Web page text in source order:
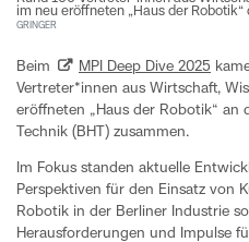
im neu eröffneten „Haus der Robotik“
GRINGER
Beim MPI Deep Dive 2025
Vertreter*innen aus Wirtschaft,
eröffneten „Haus der Robotik“ an
Technik (BHT) zusammen.
Im Fokus standen aktuelle
Perspektiven für den Einsatz von
Robotik in der Berliner Industrie
Herausforderungen und Impulse